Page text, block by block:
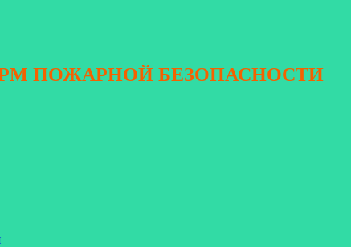
ПОЖАРНОЙ БЕЗОПАСНОСТИ